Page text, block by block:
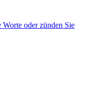
Worte oder zünden Sie